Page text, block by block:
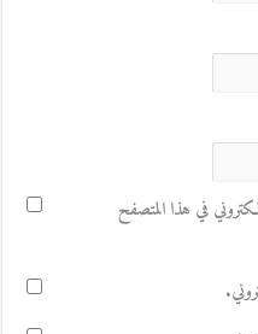
في هذا المتصفح